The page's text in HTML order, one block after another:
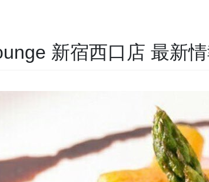
新宿西口店 最新